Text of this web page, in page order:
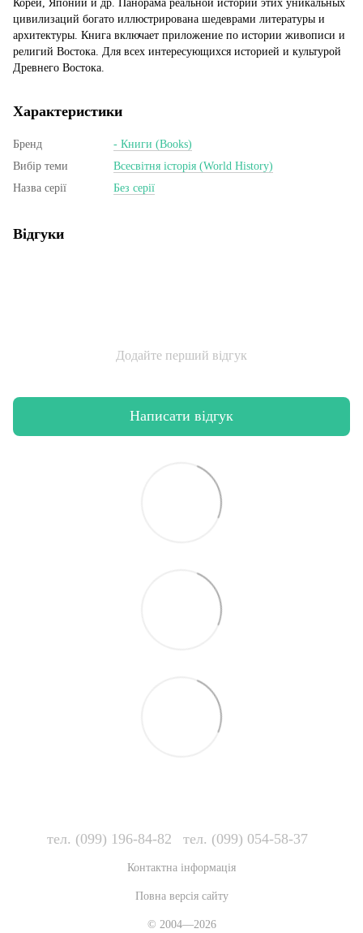
Кореи, Японии и др. Панорама реальной истории этих уникальных
цивилизаций богато иллюстрирована шедеврами литературы и
архитектуры. Книга включает приложение по истории живописи и
религий Востока. Для всех интересующихся историей и культурой
Древнего Востока.
Характеристики
Бренд
- Книги (Books)
Вибір теми
Всесвітня історія (World History)
Назва серії
Без серії
Відгуки
Додайте перший відгук
Написати відгук
тел. (099) 196-84-82 тел. (099) 054-58-37
Контактна інформація
Повна версія сайту
© 2004—2026